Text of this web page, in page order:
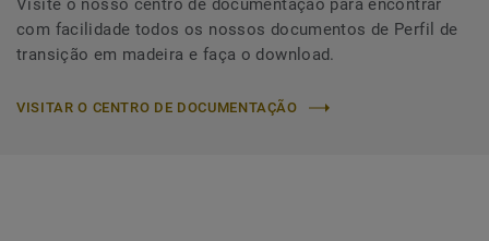
Visite o nosso centro de documentação para encontrar
com facilidade todos os nossos documentos de Perfil de
transição em madeira e faça o download.
VISITAR O CENTRO DE DOCUMENTAÇÃO